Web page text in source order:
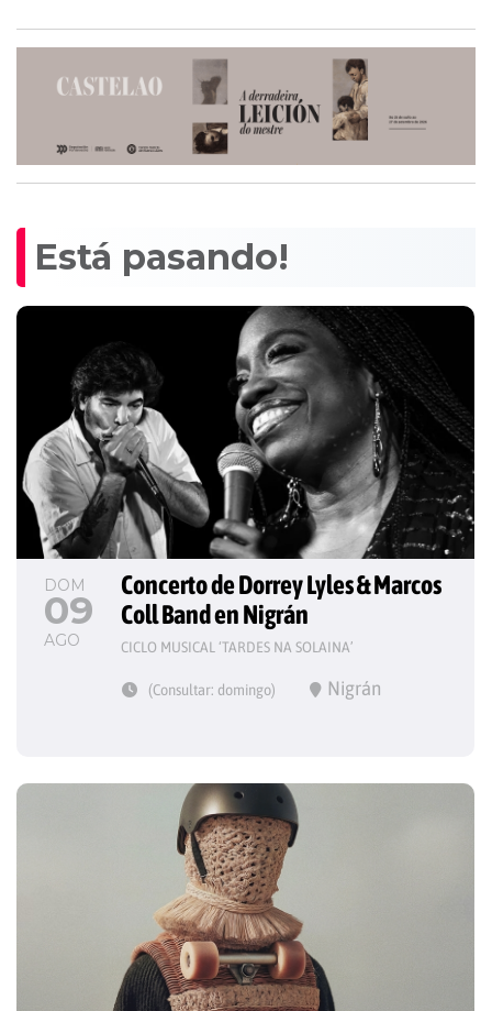
Está pasando!
DOM
09
AGO
Concerto de Dorrey Lyles & Marcos
Coll Band en Nigrán
CICLO MUSICAL ‘TARDES NA SOLAINA’
(Consultar: domingo) Nigrán